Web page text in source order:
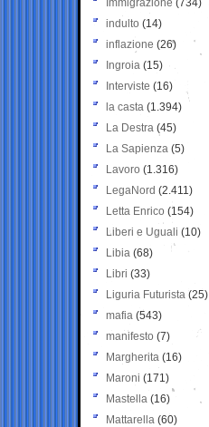
Immigrazione (734)
indulto (14)
inflazione (26)
Ingroia (15)
Interviste (16)
la casta (1.394)
La Destra (45)
La Sapienza (5)
Lavoro (1.316)
LegaNord (2.411)
Letta Enrico (154)
Liberi e Uguali (10)
Libia (68)
Libri (33)
Liguria Futurista (25)
mafia (543)
manifesto (7)
Margherita (16)
Maroni (171)
Mastella (16)
Mattarella (60)